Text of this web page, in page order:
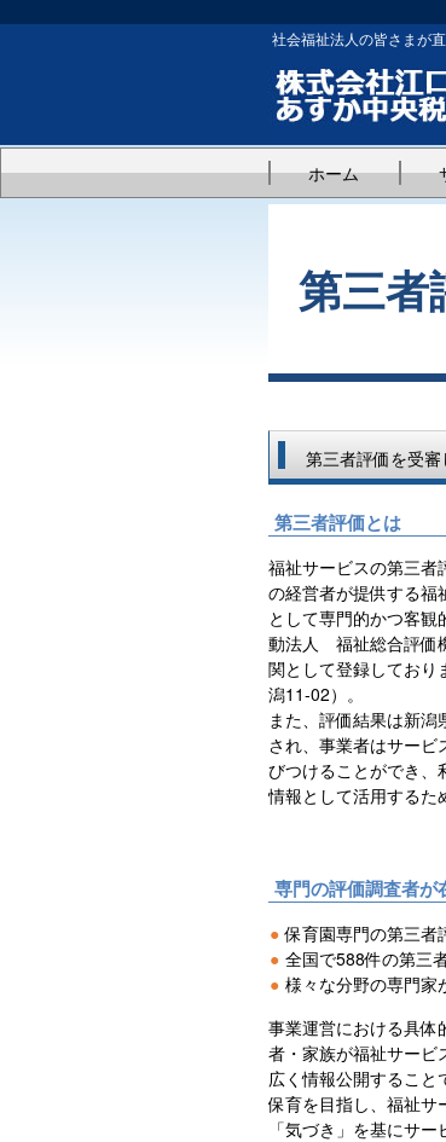
社会福祉法人の皆さまが
ホーム
第三者
第三者評価を受
第三者評価とは
福祉サービスの第三者
の経営者が提供する福
として専門的かつ客
動法人 福祉総合評価
関として登録してお
潟11‐02）。
また、評価結果は新
され、事業者はサー
びつけることができ、
情報として活用するた
専門の評価調査者が
●保育園専門の第三
●全国で588件の第三
●様々な分野の専門
事業運営における具体
者・家族が福祉サービ
広く情報公開するこ
保育を目指し、福祉サ
「気づき」を基にサー